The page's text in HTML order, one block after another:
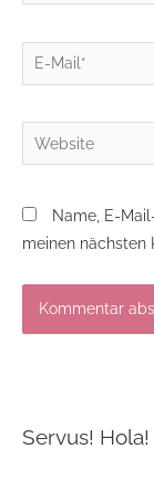
E-
Mail*
Website
Name, E-
meinen nächsten
Servus! Hola!